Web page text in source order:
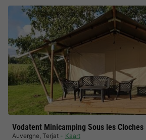
Vodatent Minicamping Sous les Cloches
Auvergne, Terjat
Kaart